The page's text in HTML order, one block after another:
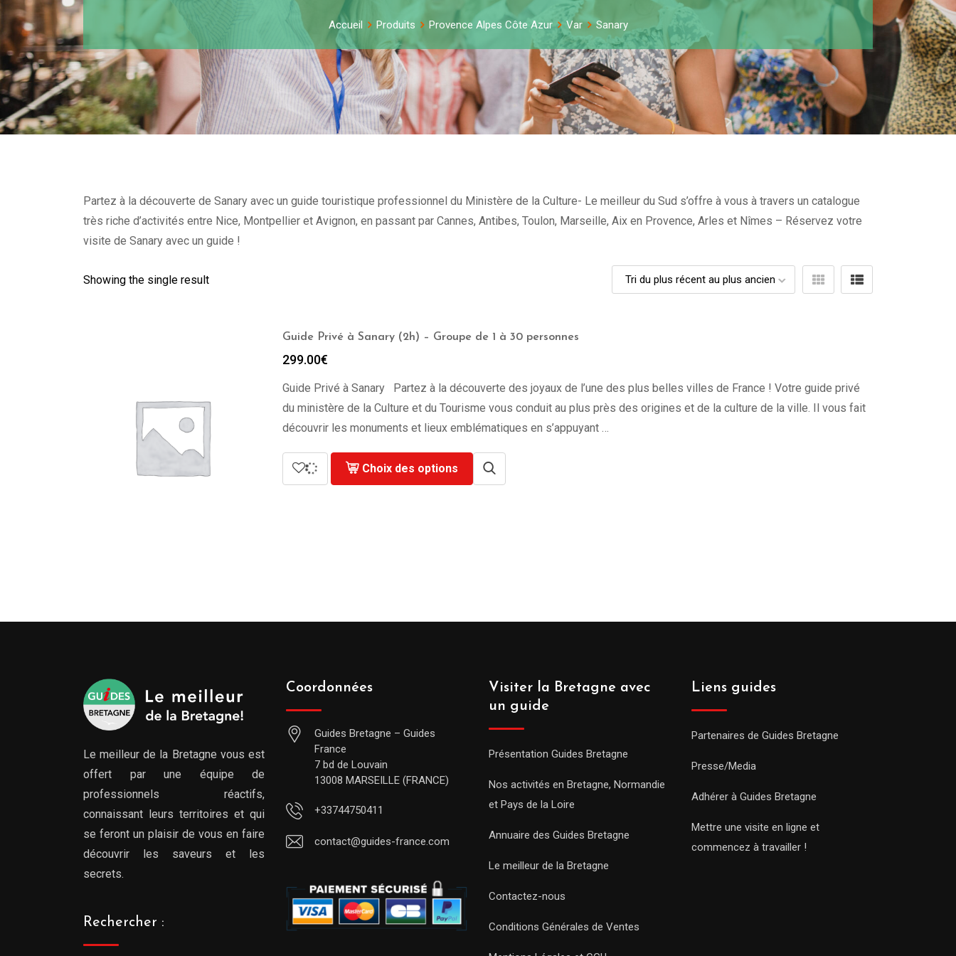
Accueil Produits Provence Alpes Côte Azur Var Sanary
Partez à la découverte de Sanary avec un guide touristique professionnel du Ministère de la Culture- Le meilleur du Sud s’offre à vous à travers un catalogue
très riche d’activités entre Nice, Montpellier et Avignon, en passant par Cannes, Antibes, Toulon, Marseille, Aix en Provence, Arles et Nîmes – Réservez votre
visite de Sanary avec un guide !
Showing the single result
Guide Privé à Sanary (2h) – Groupe de 1 à 30 personnes
299.00€
Guide Privé à Sanary Partez à la découverte des joyaux de l’une des plus belles villes de France ! Votre guide privé
du ministère de la Culture et du Tourisme vous conduit au plus près des origines et de la culture de la ville. Il vous fait
découvrir les monuments et lieux emblématiques en s’appuyant …
Choix des options
Le meilleur de la Bretagne vous est
offert par une équipe de
professionnels réactifs,
connaissant leurs territoires et qui
se feront un plaisir de vous en faire
découvrir les saveurs et les
secrets.
Rechercher :
Coordonnées
Guides Bretagne – Guides
France
7 bd de Louvain
13008 MARSEILLE (FRANCE)
+33744750411
contact@guides-france.com
Visiter la Bretagne avec
un guide
Présentation Guides Bretagne
Nos activités en Bretagne, Normandie
et Pays de la Loire
Annuaire des Guides Bretagne
Le meilleur de la Bretagne
Contactez-nous
Conditions Générales de Ventes
Liens guides
Partenaires de Guides Bretagne
Presse/Media
Adhérer à Guides Bretagne
Mettre une visite en ligne et
commencez à travailler !